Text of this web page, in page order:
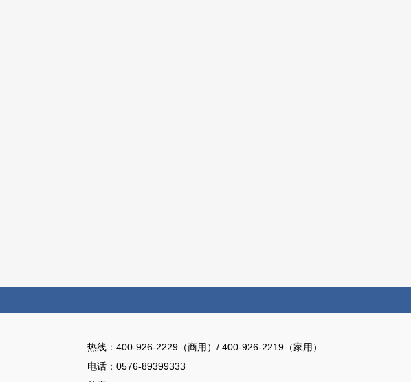
热线： 400-926-2229（商用）/ 400-926-2219（家用）
电话： 0576-89399333